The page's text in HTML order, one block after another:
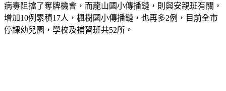
病毒阻擋了奪牌機會，而龍山國小傳播鏈，則與安親班有關，
增加10例累積17人，楓樹國小傳播鏈，也再多2例，目前全市